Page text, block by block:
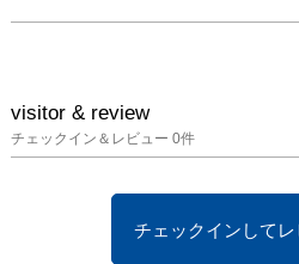
visitor & review
チェックイン＆レビュー 0件
チェックインしてレ